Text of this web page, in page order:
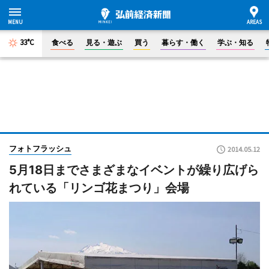
33°C 食べる 見る・遊ぶ 買う 暮らす・働く 学ぶ・知る
フォトフラッシュ 2014.05.12
5月18日までさまざまなイベントが繰り広げら
れている「リンゴ花まつり」会場